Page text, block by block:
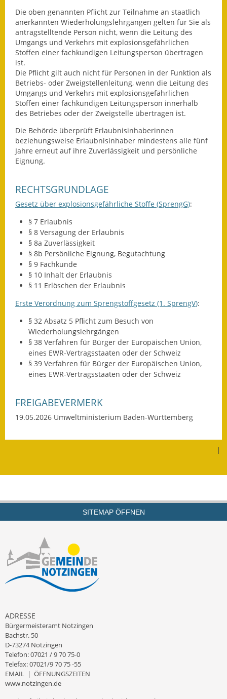
Die oben genannten Pflicht zur Teilnahme an staatlich
anerkannten Wiederholungslehrgängen gelten für Sie als
antragstelltende Person nicht, wenn die Leitung des
Umgangs und Verkehrs mit explosionsgefährlichen
Stoffen einer fachkundigen Leitungsperson übertragen
ist.
Die Pflicht gilt auch nicht für Personen in der Funktion als
Betriebs- oder Zweigstellenleitung, wenn die Leitung des
Umgangs und Verkehrs mit explosionsgefährlichen
Stoffen einer fachkundigen Leitungsperson innerhalb
des Betriebes oder der Zweigstelle übertragen ist.
Die Behörde überprüft Erlaubnisinhaberinnen
beziehungsweise Erlaubnisinhaber mindestens alle fünf
Jahre erneut auf ihre Zuverlässigkeit und persönliche
Eignung.
RECHTSGRUNDLAGE
Gesetz über explosionsgefährliche Stoffe (SprengG):
§ 7 Erlaubnis
§ 8 Versagung der Erlaubnis
§ 8a Zuverlässigkeit
§ 8b Persönliche Eignung, Begutachtung
§ 9 Fachkunde
§ 10 Inhalt der Erlaubnis
§ 11 Erlöschen der Erlaubnis
Erste Verordnung zum Sprengstoffgesetz (1. SprengV):
§ 32 Absatz 5 Pflicht zum Besuch von
Wiederholungslehrgängen
§ 38 Verfahren für Bürger der Europäischen Union,
eines EWR-Vertragsstaaten oder der Schweiz
§ 39 Verfahren für Bürger der Europäischen Union,
eines EWR-Vertragsstaaten oder der Schweiz
FREIGABEVERMERK
19.05.2026 Umweltministerium Baden-Württemberg
|
SITEMAP ÖFFNEN
ADRESSE
Bürgermeisteramt Notzingen
Bachstr. 50
D-73274 Notzingen
Telefon: 07021 / 9 70 75-0
Telefax: 07021/9 70 75 -55
EMAIL | ÖFFNUNGSZEITEN
www.notzingen.de